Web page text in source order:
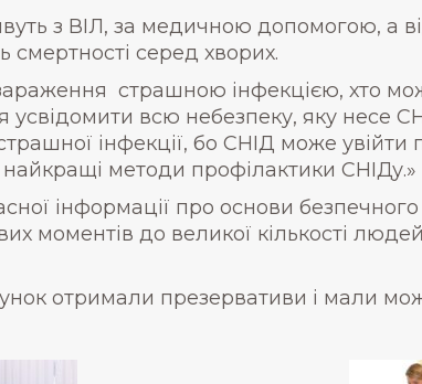
з ВІЛ, за медичною допомогою, а
серед хворих.
страшною інфекцією, хто
всю небезпеку, яку несе
інфекції, бо СНІД може
методи профілактики СНІДу.»
інформації про основи безпечного
моментів до великої кількості
отримали презервативи і мали